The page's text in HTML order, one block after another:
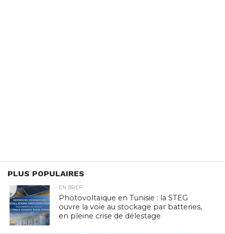
PLUS POPULAIRES
EN BREF
Photovoltaïque en Tunisie : la STEG
ouvre la voie au stockage par batteries,
en pleine crise de délestage